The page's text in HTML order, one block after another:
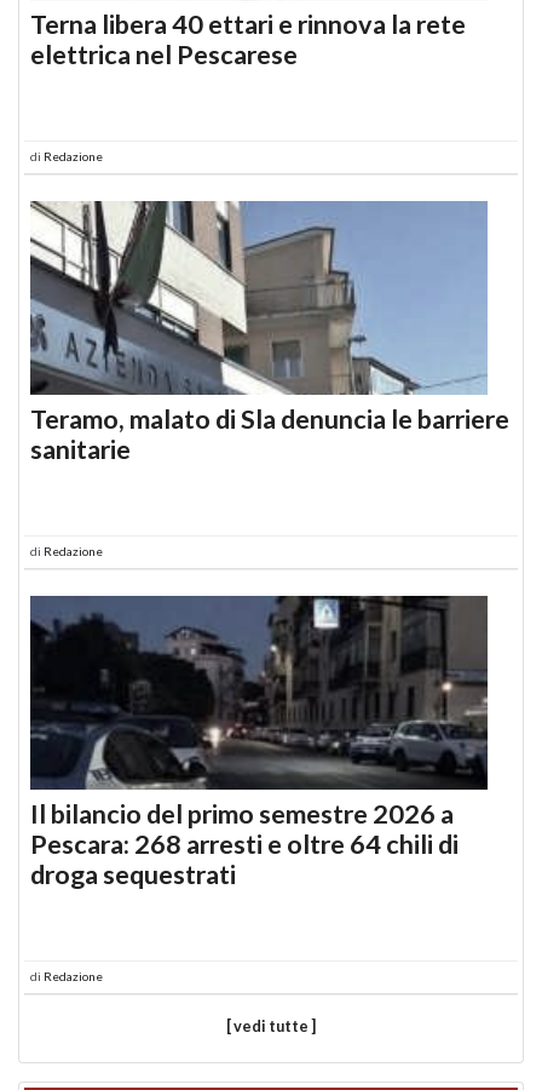
Terna libera 40 ettari e rinnova la rete
elettrica nel Pescarese
di Redazione
Teramo, malato di Sla denuncia le barriere
sanitarie
di Redazione
Il bilancio del primo semestre 2026 a
Pescara: 268 arresti e oltre 64 chili di
droga sequestrati
di Redazione
[ vedi tutte ]